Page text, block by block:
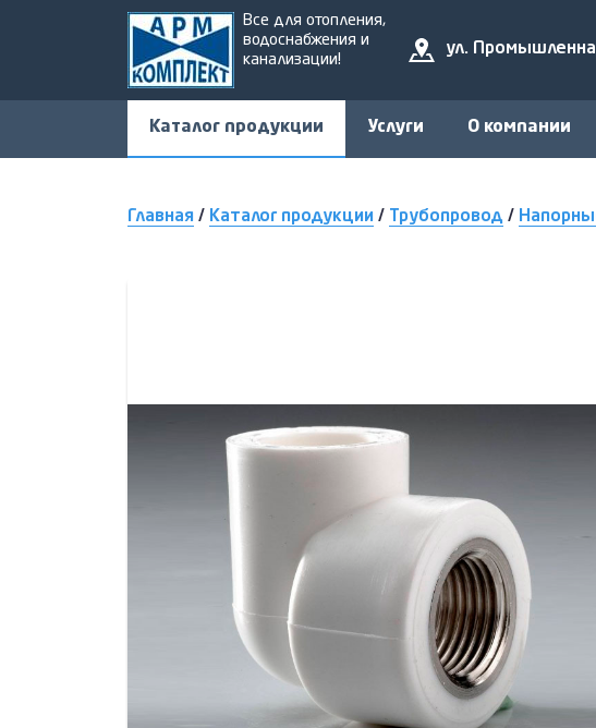
Все для отопления,
водоснабжения и
канализации!
ул.
Каталог продукции Услуги О компании
Главная / Каталог продукции / Трубопровод /